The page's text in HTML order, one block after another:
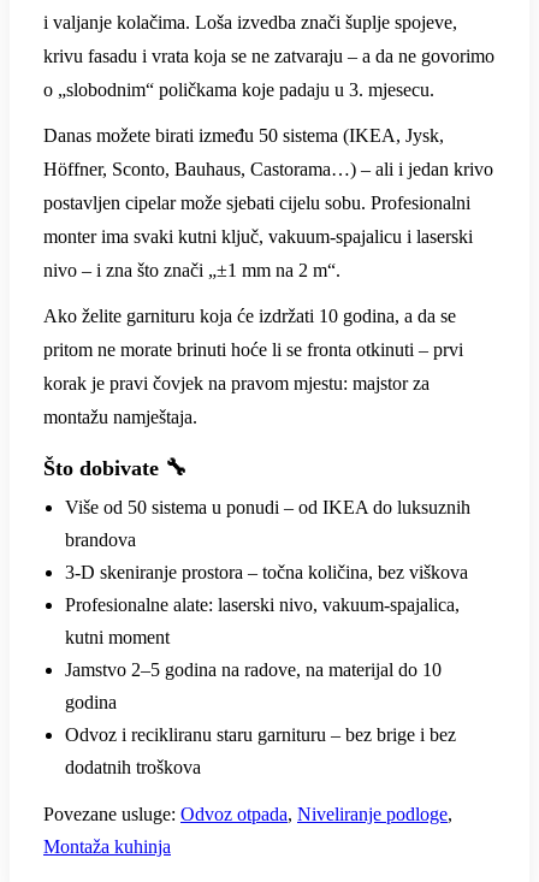
i valjanje kolačima. Loša izvedba znači šuplje spojeve,
krivu fasadu i vrata koja se ne zatvaraju – a da ne govorimo
o „slobodnim“ poličkama koje padaju u 3. mjesecu.
Danas možete birati između 50 sistema (IKEA, Jysk,
Höffner, Sconto, Bauhaus, Castorama…) – ali i jedan krivo
postavljen cipelar može sjebati cijelu sobu. Profesionalni
monter ima svaki kutni ključ, vakuum-spajalicu i laserski
nivo – i zna što znači „±1 mm na 2 m“.
Ako želite garnituru koja će izdržati 10 godina, a da se
pritom ne morate brinuti hoće li se fronta otkinuti – prvi
korak je pravi čovjek na pravom mjestu: majstor za
montažu namještaja.
Što dobivate 🔧
Više od 50 sistema u ponudi – od IKEA do luksuznih
brandova
3-D skeniranje prostora – točna količina, bez viškova
Profesionalne alate: laserski nivo, vakuum-spajalica,
kutni moment
Jamstvo 2–5 godina na radove, na materijal do 10
godina
Odvoz i recikliranu staru garnituru – bez brige i bez
dodatnih troškova
Povezane usluge: Odvoz otpada, Niveliranje podloge,
Montaža kuhinja